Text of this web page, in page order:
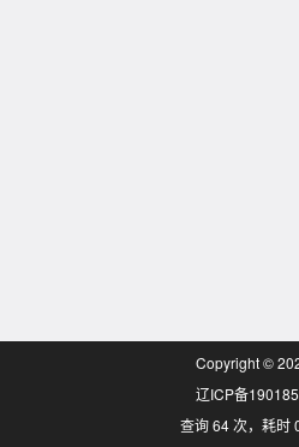
Copyright ©
辽ICP备
查询 64 次，耗时